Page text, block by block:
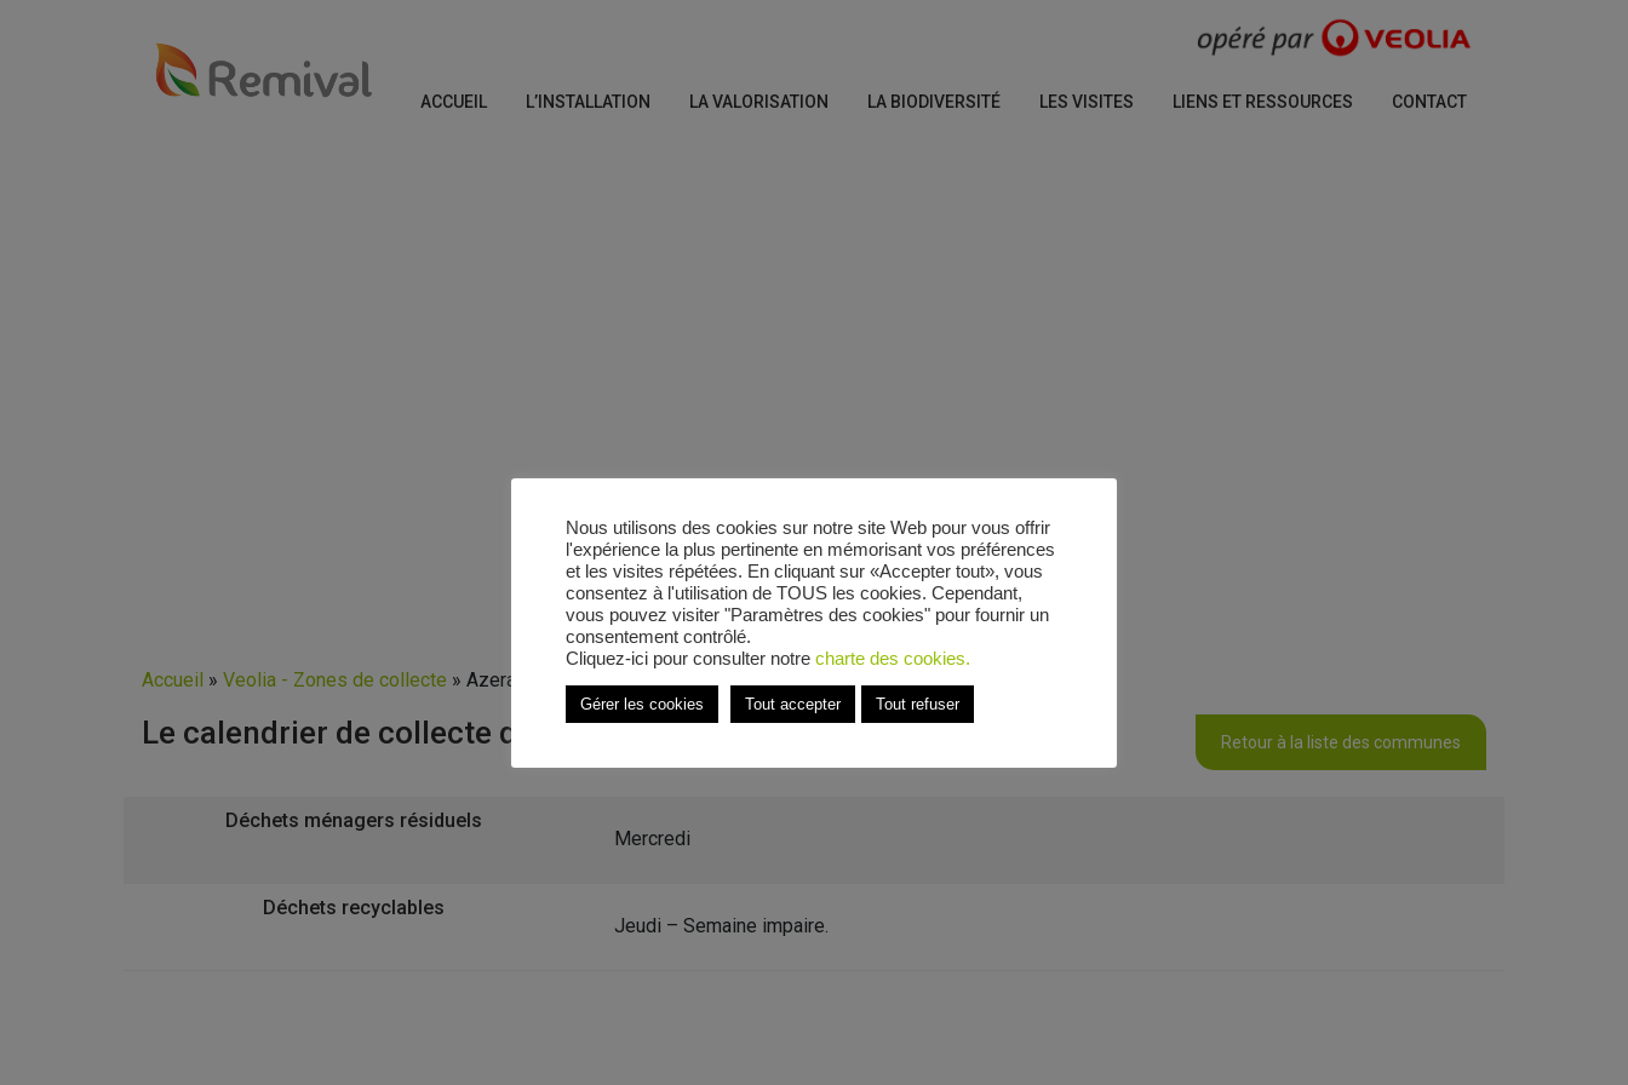
ACCUEIL L’INSTALLATION LA VALORISATION LA BIODIVERSITÉ LES VISITES LIENS ET RESSOURCES CONTACT
Accueil » Veolia - Zones de collecte » Azerailles
Le calendrier de collecte de Azerailles Retour à la liste des communes
Déchets ménagers résiduels
Mercredi
Déchets recyclables
Jeudi – Semaine impaire.
Nous utilisons des cookies sur notre site Web pour vous offrir
l'expérience la plus pertinente en mémorisant vos préférences
et les visites répétées. En cliquant sur «Accepter tout», vous
consentez à l'utilisation de TOUS les cookies. Cependant,
vous pouvez visiter "Paramètres des cookies" pour fournir un
consentement contrôlé.
Cliquez-ici pour consulter notre charte des cookies.
Gérer les cookies Tout accepter Tout refuser